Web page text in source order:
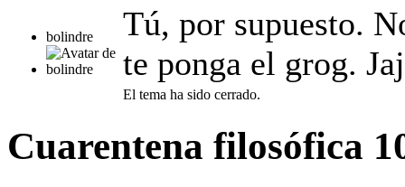
bolindre
Tú, por supuesto.
te ponga el grog.
El tema ha sido cerrado.
Cuarentena filosófica